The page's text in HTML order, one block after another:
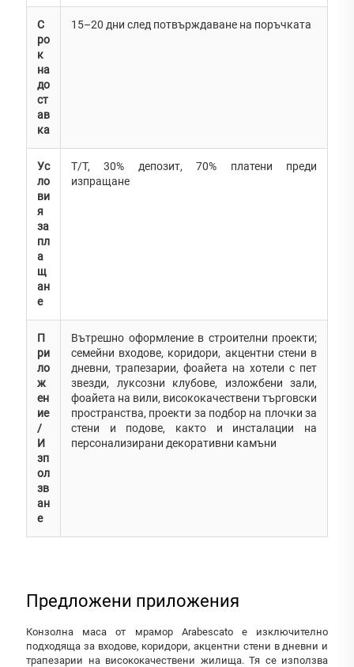
С
ро
к
на
до
ст
ав
ка
15–20 дни след потвърждаване на поръчката
Ус
ло
ви
я
за
пл
а
щ
ан
е
T/T, 30% депозит, 70% платени преди
изпращане
П
ри
ло
ж
ен
ие
/
И
зп
ол
зв
ан
е
Вътрешно оформление в строителни проекти;
семейни входове, коридори, акцентни стени в
дневни, трапезарии, фоайета на хотели с пет
звезди, луксозни клубове, изложбени зали,
фоайета на вили, висококачествени търговски
пространства, проекти за подбор на плочки за
стени и подове, както и инсталации на
персонализирани декоративни камъни
Предложени приложения
Конзолна маса от мрамор Arabescato е изключително
подходяща за входове, коридори, акцентни стени в дневни и
трапезарии на висококачествени жилища. Тя се използва